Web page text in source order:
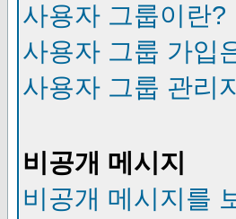
사용자 그룹이란?
사용자 그룹 가입
사용자 그룹 관리
비공개 메시지
비공개 메시지를